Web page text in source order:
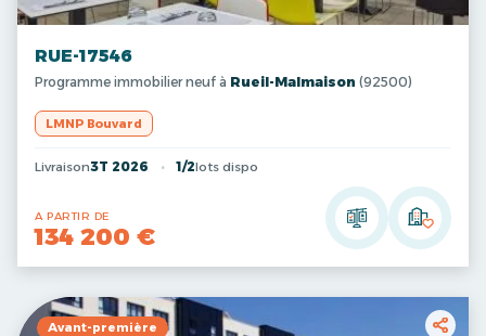
RUE-17546
Programme immobilier neuf à Rueil-Malmaison (92500)
LMNP Bouvard
Livraison3T 2026 1/2lots dispo
A PARTIR DE
134 200 €
Avant-première